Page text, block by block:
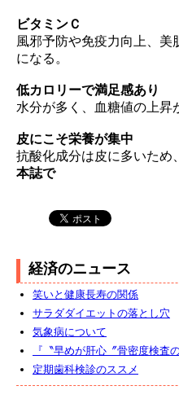
ビタミンＣ
風邪予防や免疫力向上、
になる。
低カロリーで満足感あり
水分が多く、血糖値の上昇
皮にこそ栄養が集中
抗酸化成分は皮に多いため
本誌で
経済のニュース
笑いと健康長寿の関係
サラダダイエットの落とし穴
気象病について
『〝早めが肝心〞骨密度検査
定期歯科検診のススメ